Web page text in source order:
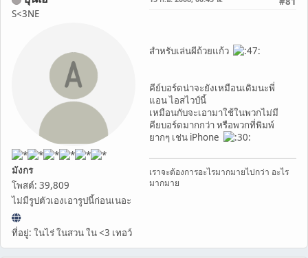
S<3NE
มังกร
โพสต์: 39,809
ไม่มีรูปตัวเองเอารูปนี้ก่อนเนอะ
ที่อยู่: ในไร่ ในสวน ใน <3 เทอว์
สำหรับเล่นผีถ้วยแก้ว
คีย์บอร์ดน่าจะยังเหมือนเดิมนะพี่
แอน ไอสไวป์นี้
เหมือนกับจะเอามาใช้ในพวกไม่มี
คียบอร์ดมากกว่า หรือพวกที่พิมพ์
ยากๆ เช่น iPhone
เราจะต้องการอะไรมากมายไปกว่า อะไร
มากมาย